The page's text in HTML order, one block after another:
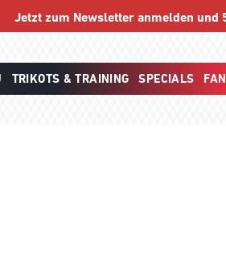
Jetzt zum Newsletter anmelden und
TRIKOTS & TRAINING SPECIALS